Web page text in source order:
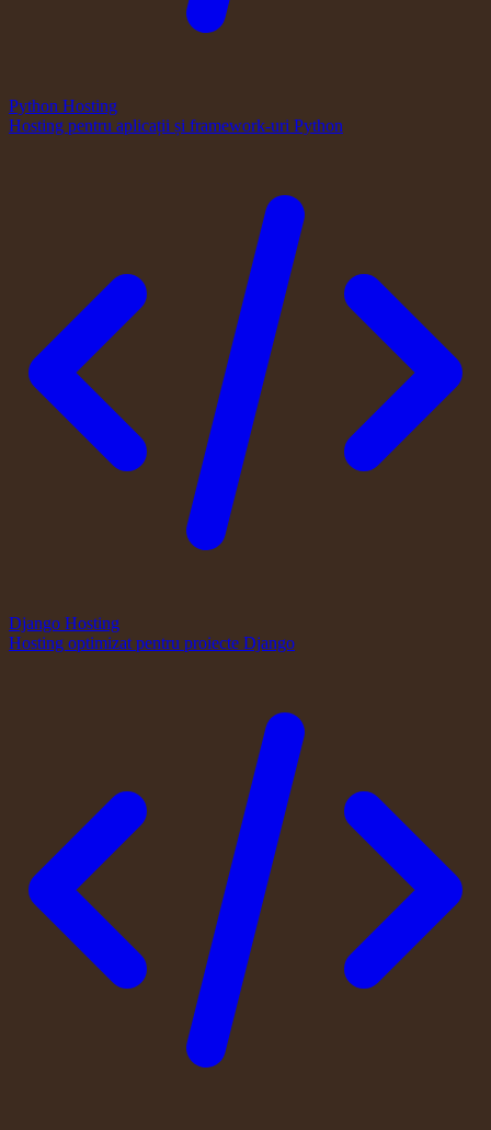
Python Hosting
Hosting pentru aplicații și framework-uri Python
Django Hosting
Hosting optimizat pentru proiecte Django